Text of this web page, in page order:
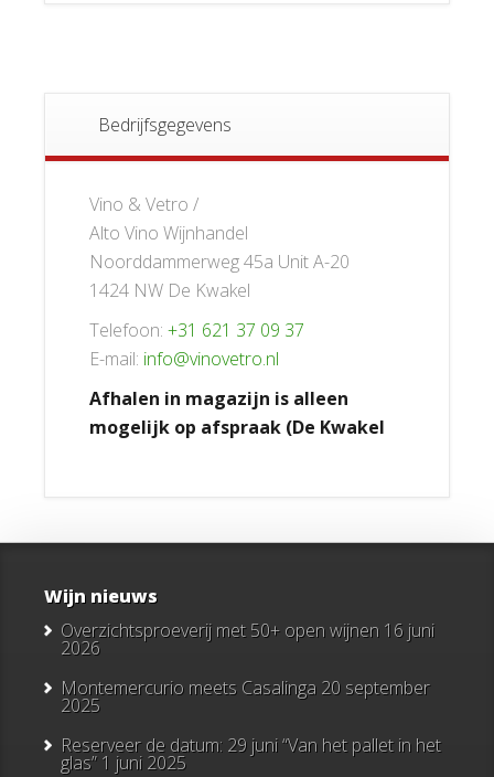
Bedrijfsgegevens
Vino & Vetro /
Alto Vino Wijnhandel
Noorddammerweg 45a Unit A-20
1424 NW De Kwakel
Telefoon: +31 621 37 09 37
E-mail: info@vinovetro.nl
Afhalen in magazijn is alleen
mogelijk op afspraak (De Kwakel
Wijn nieuws
Overzichtsproeverij met 50+ open wijnen 16 juni
2026
Montemercurio meets Casalinga 20 september
2025
Reserveer de datum: 29 juni “Van het pallet in het
glas” 1 juni 2025